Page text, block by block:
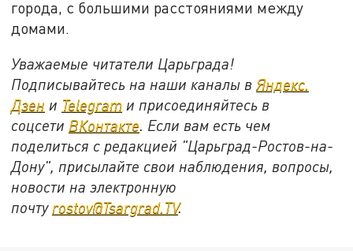
города, с большими расстояниями между
домами.
Уважаемые читатели Царьграда!
Подписывайтесь на наши каналы вЯндекс.
Дзен и Telegram и присоединяйтесь в
соцсети ВКонтакте. Если вам есть чем
поделиться с редакцией "Царьград-Ростов-на-
Дону", присылайте свои наблюдения, вопросы,
новости на электронную
почту rostov@Tsargrad.ТV.